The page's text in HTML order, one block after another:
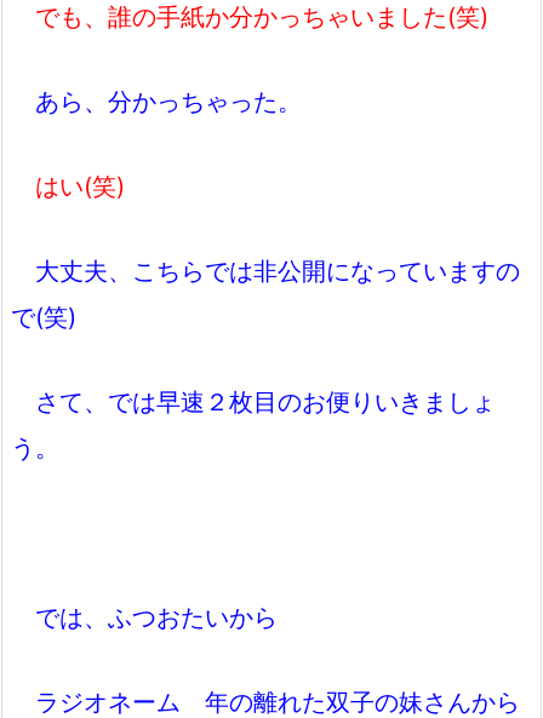
でも、誰の手紙か分かっちゃいました(笑)
あら、分かっちゃった。
はい(笑)
大丈夫、こちらでは非公開になっていますの
で(笑)
さて、では早速２枚目のお便りいきましょ
う。
では、ふつおたいから
ラジオネーム 年の離れた双子の妹さんから